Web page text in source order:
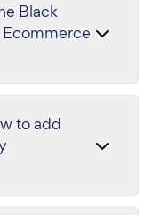
Black
to add